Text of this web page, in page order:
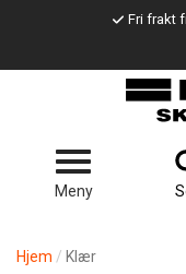
Line
Fri frakt
Meny
Hjem Klær